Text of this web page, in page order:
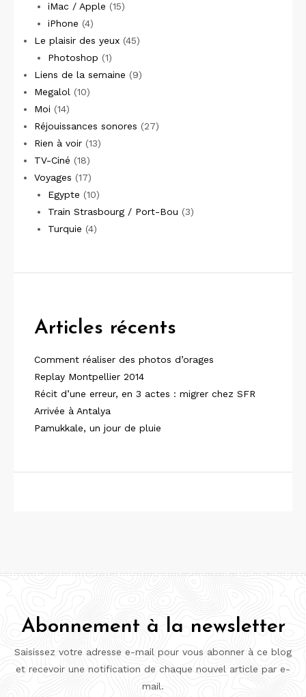
iMac / Apple (15)
iPhone (4)
Le plaisir des yeux (45)
Photoshop (1)
Liens de la semaine (9)
Megalol (10)
Moi (14)
Réjouissances sonores (27)
Rien à voir (13)
TV-Ciné (18)
Voyages (17)
Egypte (10)
Train Strasbourg / Port-Bou (3)
Turquie (4)
Articles récents
Comment réaliser des photos d’orages
Replay Montpellier 2014
Récit d’une erreur, en 3 actes : migrer chez SFR
Arrivée à Antalya
Pamukkale, un jour de pluie
Abonnement à la newsletter
Saisissez votre adresse e-mail pour vous abonner à ce blog
et recevoir une notification de chaque nouvel article par e-
mail.